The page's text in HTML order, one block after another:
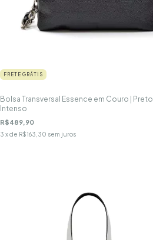
FRETE GRÁTIS
Bolsa Transversal Essence em Couro | Preto
Intenso
R$489,90
3 x de R$163,30 sem juros